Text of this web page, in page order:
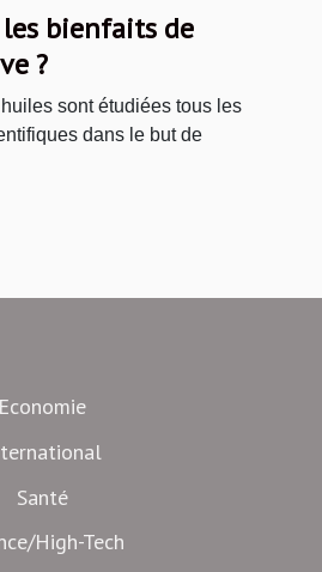
bienfaits de
?
sont étudiées tous les
dans le but de
Economie
Santé
High-Tech